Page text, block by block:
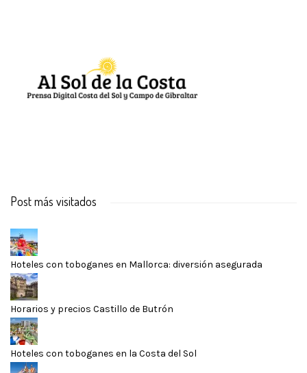
Post más visitados
Hoteles con toboganes en Mallorca: diversión asegurada
Horarios y precios Castillo de Butrón
Hoteles con toboganes en la Costa del Sol